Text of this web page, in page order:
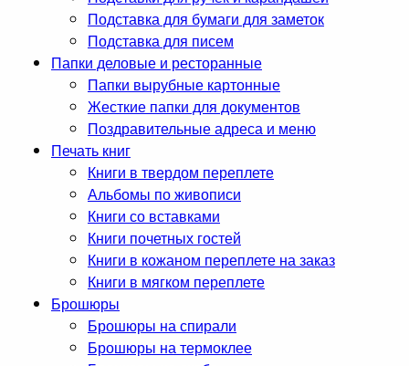
Подставка для бумаги для заметок
Подставка для писем
Папки деловые и ресторанные
Папки вырубные картонные
Жесткие папки для документов
Поздравительные адреса и меню
Печать книг
Книги в твердом переплете
Альбомы по живописи
Книги со вставками
Книги почетных гостей
Книги в кожаном переплете на заказ
Книги в мягком переплете
Брошюры
Брошюры на спирали
Брошюры на термоклее